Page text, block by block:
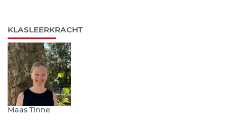
KLASLEERKRACHT
Maas Tinne